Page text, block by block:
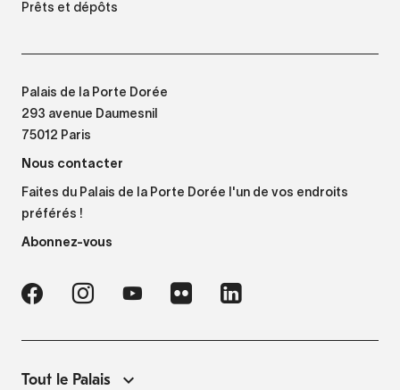
Prêts et dépôts
Palais de la Porte Dorée
293 avenue Daumesnil
75012 Paris
Nous contacter
Faites du Palais de la Porte Dorée l'un de vos endroits
préférés !
Abonnez-vous
Tout le Palais